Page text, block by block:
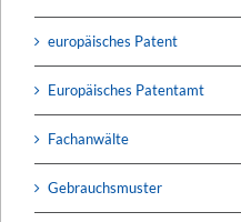
europäisches Patent
Europäisches Patentamt
Fachanwälte
Gebrauchsmuster